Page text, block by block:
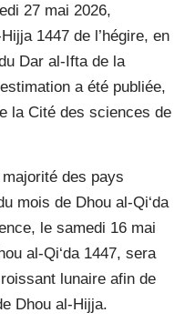
27 mai 2026,
1447 de l’hégire, en
Dar al-Ifta de la
a été publiée,
la Cité des sciences de
des pays
mois de Dhou al-Qi‘da
le samedi 16 mai
al-Qi‘da 1447, sera
lunaire afin de
Dhou al-Hijja.